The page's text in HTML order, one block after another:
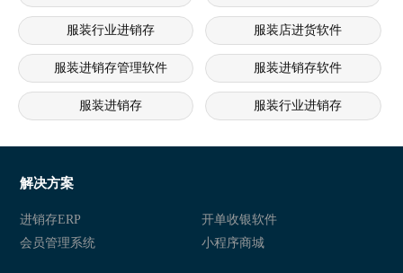
服装行业进销存 服装店进货软件
服装进销存管理软件 服装进销存软件
服装进销存 服装行业进销存
服装店进销存软件 服装店连锁管理系统 服装连锁经营软件
连锁服装店进销存软件 服装销售管理系统 服装店管理系统
服装进销存软件 服装管理系统 服
解决方案
进销存ERP
开单收银软件
会员管理系统
小程序商城